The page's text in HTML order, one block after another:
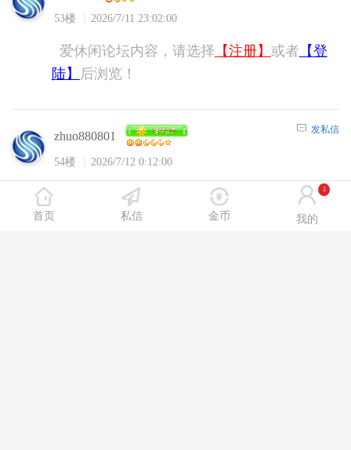
53楼 2026/7/11 23:02:00
爱休闲论坛内容，请选择 【注册】 或者 【登
陆】
后浏览！
zhuo880801
54楼 2026/7/12 0:12:00
发私信
爱休闲论坛内容，请选择【注册】
【登
陆】
后浏览！
首页 私信 金币 我的
1